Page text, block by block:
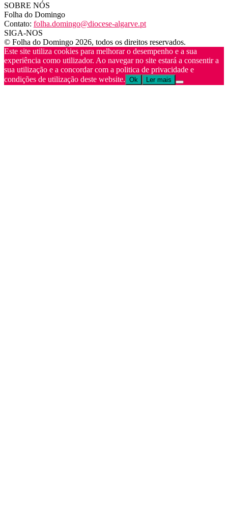
SOBRE NÓS
Folha do Domingo
Contato: folha.domingo@diocese-algarve.pt
SIGA-NOS
© Folha do Domingo 2026, todos os direitos reservados.
Este site utiliza cookies para melhorar o desempenho e a sua
experiência como utilizador. Ao navegar no site estará a consentir a
sua utilização e a concordar com a politica de privacidade e
condições de utilização deste website. Ok Ler mais